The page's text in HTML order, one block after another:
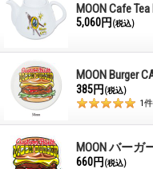
MOON Cafe
5,060円 (税込)
MOON Burger
385円 (税込)
1件
MOON バー
660円 (税込)